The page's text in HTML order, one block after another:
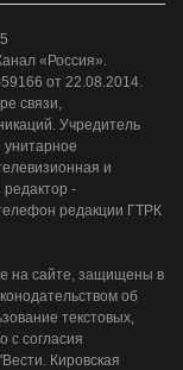
«Россия».
от 22.08.2014.
связи,
Учредитель
унитарное
и
-
редакции ГТРК
на сайте, защищены в
об
текстовых,
с согласия
Кировская